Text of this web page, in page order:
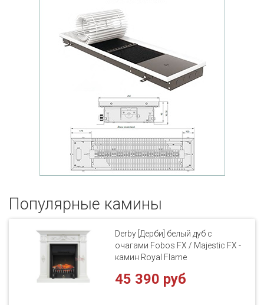
Популярные кaмины
Derby [Дерби] белый дуб с
очагами Fobos FX / Majestic FX -
камин Royal Flame
45 390 руб